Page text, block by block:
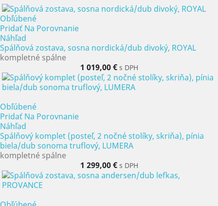
Obľúbené
Pridať Na Porovnanie
Náhľad
Spálňová zostava, sosna nordická/dub divoký, ROYAL
kompletné spálne
1 019,00 € s DPH
Obľúbené
Pridať Na Porovnanie
Náhľad
Spálňový komplet (posteľ, 2 nočné stolíky, skriňa), pínia
biela/dub sonoma truflový, LUMERA
kompletné spálne
1 299,00 € s DPH